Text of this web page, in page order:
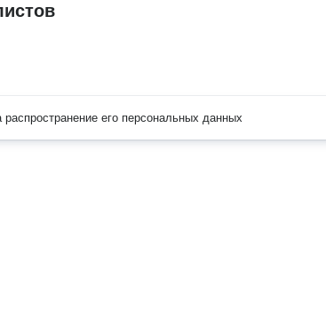
его персональных данных